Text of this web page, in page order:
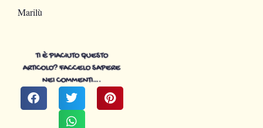
TI È PIACIUTO QUESTO
ARTICOLO? FACCELO SAPERE
NEI COMMENTI….
Marilù